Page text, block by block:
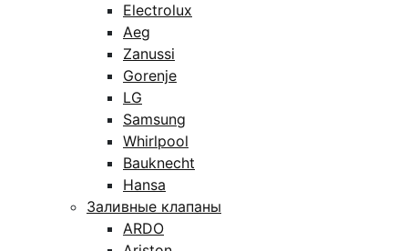
Electrolux
Aeg
Zanussi
Gorenje
LG
Samsung
Whirlpool
Bauknecht
Hansa
Заливные клапаны
ARDO